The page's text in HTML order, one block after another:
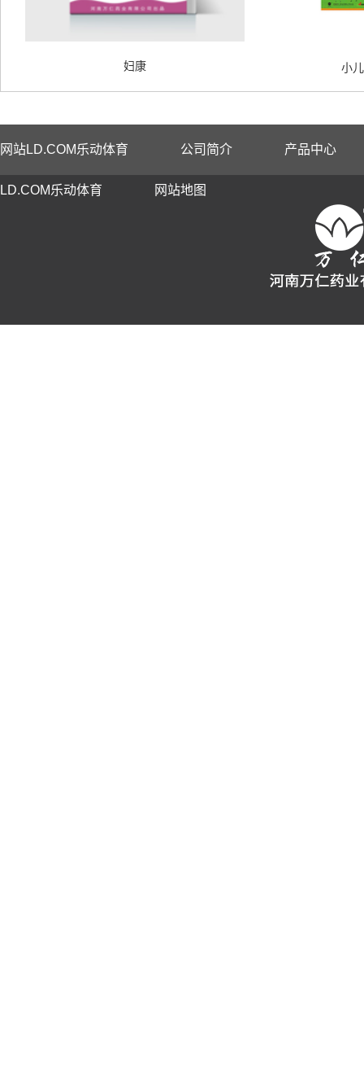
妇康 小
网站LD.COM乐动体育 公司简介 产品中心
LD.COM乐动体育 网站地图